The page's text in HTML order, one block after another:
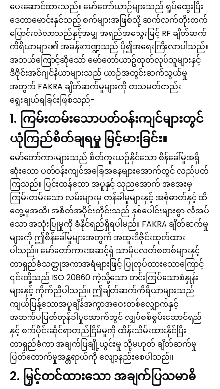
ပေးဆောင်ထားသည်။ မော်တော်ယာဉ်များသည် ရှုပ်ထွေးပြီး
ဒေတာမောင်းနှင်သည့် စက်များအဖြစ်သို့ ဆက်လက်တိုးတက်
ပြောင်းလဲလာသည်နှင့်အမျှ အရည်အသွေးမြင့် RF ချိတ်ဆက်
ကိရိယာများ၏ အခန်းကဏ္ဍသည် ပို၍အရေးကြီးလာပါသည်။
အဘယ်ကြောင့်ဆိုသော် မော်တော်ယာဥ်ထုတ်လုပ်သူများနှင့်
ဒီဇိုင်းအင်ဂျင်နီယာများသည် ယာဉ်အတွင်းဆက်သွယ်မှု
အတွက် FAKRA ချိတ်ဆက်မှုများကို တသမတ်တည်း
ရွေးချယ်ရခြင်းဖြစ်သည်-
1. ကြမ်းတမ်းသောပတ်ဝန်းကျင်များတွင်
ယုံကြည်စိတ်ချရမှု မြင့်မားခြင်း။
မော်တော်ကားများသည် စိတ်ကူးယဉ်နိုင်သော စိန်ခေါ်မှုအရှိ
ဆုံးသော ပတ်ဝန်းကျင်အခြေအနေများအောက်တွင် လည်ပတ်
ကြသည်။ ပြင်းထန်သော အပူနှင့် သုညအောက် အအေးမှ
ကြမ်းတမ်းသော လမ်းများမှ တုန်ခါမှုများနှင့် အစိုဓာတ်နှင့် ထိ
တွေ့မှုအထိ၊ အစိတ်အပိုင်းတိုင်းသည် နှစ်ပေါင်းများစွာ လိုအပ်
သော အသုံးပြုမှုကို ခံနိုင်ရည်ရှိရပါမည်။ FAKRA ချိတ်ဆက်မှု
များကို ဤစိန်ခေါ်မှုများအတွက် အထူးဒီဇိုင်းထုတ်ထား
ပါသည်။ မော်တော်ကားအဆင့်ရှိ သာမိုပလတ်စတစ်များနှင့်
တာရှည်ခံသတ္တုအကာအရံများဖြင့် ပြုလုပ်ထားသောကြောင့်
၎င်းတို့သည် ISO 20860 ကဲ့သို့သော တင်းကြပ်သောစံနှုန်း
များနှင့် ကိုက်ညီပါသည်။ ဤချိတ်ဆက်ကိရိယာများသည်
ကျယ်ပြန့်သောအပူချိန်အကွာအဝေးတစ်လျှောက်နှင့်
အဆက်မပြတ်တုန်ခါမှုအောက်တွင် လျှပ်စစ်စွမ်းဆောင်ရည်
နှင့် စက်ပိုင်းဆိုင်ရာတည်ငြိမ်မှုကို ထိန်းသိမ်းထားနိုင်ပြီး
တာရှည်ခံကာ အချက်ပြချို့ယွင်းမှု သို့မဟုတ် ချိတ်ဆက်မှု
ပြတ်တောက်မှုအန္တရာယ်ကို လျော့နည်းစေပါသည်။
2. မြှင့်တင်ထားသော အချက်ပြသမာဓိ